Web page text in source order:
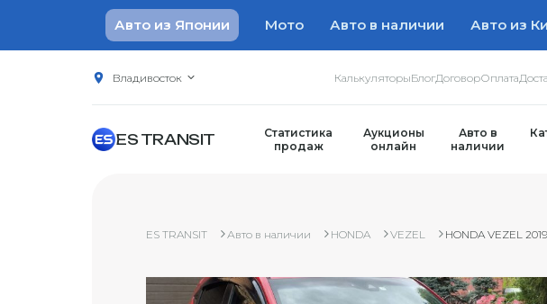
Авто из Японии Мото Авто в наличии Авто из
Владивосток КалькуляторыБлогДоговорОплата
ES TRANSIT
Статистика
продаж
Аукционы
онлайн
Авто в
наличии
ES TRANSIT Авто в наличии HONDA VEZEL HONDA VEZEL